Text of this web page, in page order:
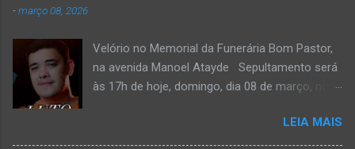
socorrem estudante que se afogou em
cachoeira em Mato Verde nesta terça-feira, dia
28 de abril de 2026. Adolescente não resistiu e
– O que seria um dia de lazer, de conhecimento
-março 08, 2026
Velório no Memorial da Funerária Bom Pastor,
na avenida Manoel Atayde Sepultamento será
às 17h de hoje, domingo, dia 08 de março, no
da rodovia MG-401, saída de Janaúba para
Jaíba Kemio Nardone Kemio Nardone
LEIA MAIS